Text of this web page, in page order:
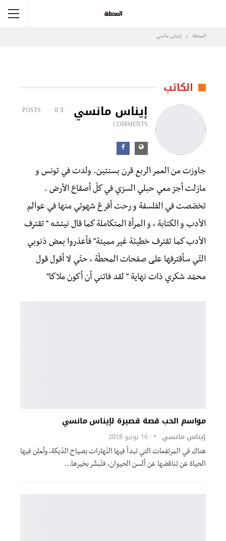
المحطة إيناس مانسي
الكاتب
إيناس مانسي 3 POSTS
0
COMMENTS
جاوزت من العمر الربع قرن بسنتين. ولدت في تونس و
مازلت أجرّ معي حبلي السرّي في كلّ أصقاع الأرض .
تخصّصت في الفلسفة و رحت أفرغ شهوتي منها في عوالم
الأدب و الكتابة ، و المرأة المتكاملة كما قال نيتشه " تقترف
الأدب كما تقترف خطيئة غير مميتة" فأعذروا بعض ذنوبي
التّي سأقترفها علی صفحات المحطّة ، حتّي لا أقول قول
محمّد شكري ذات نهاية " لقد فاتني أن أكون ملاكا"
مواسم الحب قصة قصيرة لإيناس مانسي
إيناس مانسي 16 يونيو 2018
هناك في المرتفعات التي تبدأ فيها النّهارات بصياح الدّيكة، وتُعلِن فيها
الحياة عن تناقضها عن ألسن الحيوان، فتُبشّر بخيرها…